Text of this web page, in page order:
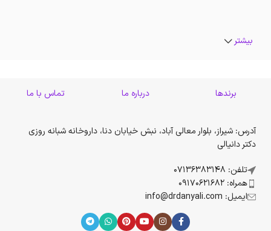
بیشتر
برندها درباره ما تماس با ما
آدرس: شیراز، بلوار معالی آباد، نبش خیابان دنا، داروخانه شبانه روزی
دکتر دانیالی
تلفن: 07136383148
همراه: 09170621682
ایمیل: info@drdanyali.com